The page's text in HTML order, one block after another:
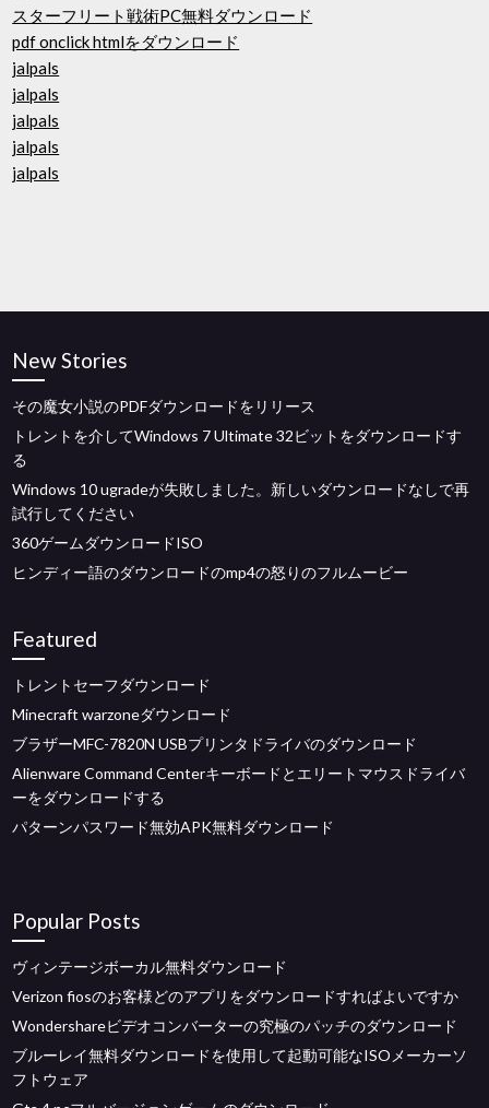
スターフリート戦術PC無料ダウンロード
pdf onclick htmlをダウンロード
jalpals
jalpals
jalpals
jalpals
jalpals
New Stories
その魔女小説のPDFダウンロードをリリース
トレントを介してWindows 7 Ultimate 32ビットをダウンロードす
る
Windows 10 ugradeが失敗しました。新しいダウンロードなしで再
試行してください
360ゲームダウンロードISO
ヒンディー語のダウンロードのmp4の怒りのフルムービー
Featured
トレントセーフダウンロード
Minecraft warzoneダウンロード
ブラザーMFC-7820N USBプリンタドライバのダウンロード
Alienware Command Centerキーボードとエリートマウスドライバ
ーをダウンロードする
パターンパスワード無効APK無料ダウンロード
Popular Posts
ヴィンテージボーカル無料ダウンロード
Verizon fiosのお客様どのアプリをダウンロードすればよいですか
Wondershareビデオコンバーターの究極のパッチのダウンロード
ブルーレイ無料ダウンロードを使用して起動可能なISOメーカーソ
フトウェア